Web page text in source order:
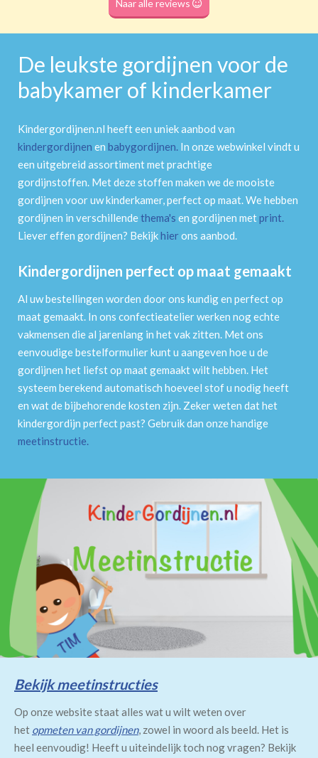
Naar alle reviews
De leukste gordijnen voor de
babykamer of kinderkamer
Kindergordijnen.nl heeft een uniek aanbod van
kindergordijnen en babygordijnen. In onze webwinkel vindt u
een uitgebreid assortiment met prachtige
gordijnstoffen. Met deze stoffen maken we de mooiste
gordijnen voor uw kinderkamer, perfect op maat. We hebben
gordijnen in verschillendethema's en gordijnen metprint.
Liever effen gordijnen? Bekijkhierons aanbod.
Kindergordijnen perfect op maat gemaakt
Al uw bestellingen worden door ons kundig en perfect op
maat gemaakt. In ons confectieatelier werken nog echte
vakmensen die al jarenlang in het vak zitten. Met ons
eenvoudige bestelformulier kunt u aangeven hoe u de
gordijnen het liefst op maat gemaakt wilt hebben. Het
systeem berekend automatisch hoeveel stof u nodig heeft
en wat de bijbehorende kosten zijn. Zeker weten dat het
kindergordijn perfect past? Gebruik dan onze handige
meetinstructie.
Bekijk meetinstructies
Op onze website staat alles wat u wilt weten over
het opmeten van gordijnen, zowel in woord als beeld. Het is
heel eenvoudig! Heeft u uiteindelijk toch nog vragen? Bekijk